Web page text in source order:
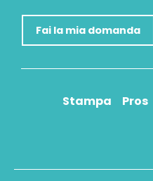
Fai la mia domanda
Stampa Pros